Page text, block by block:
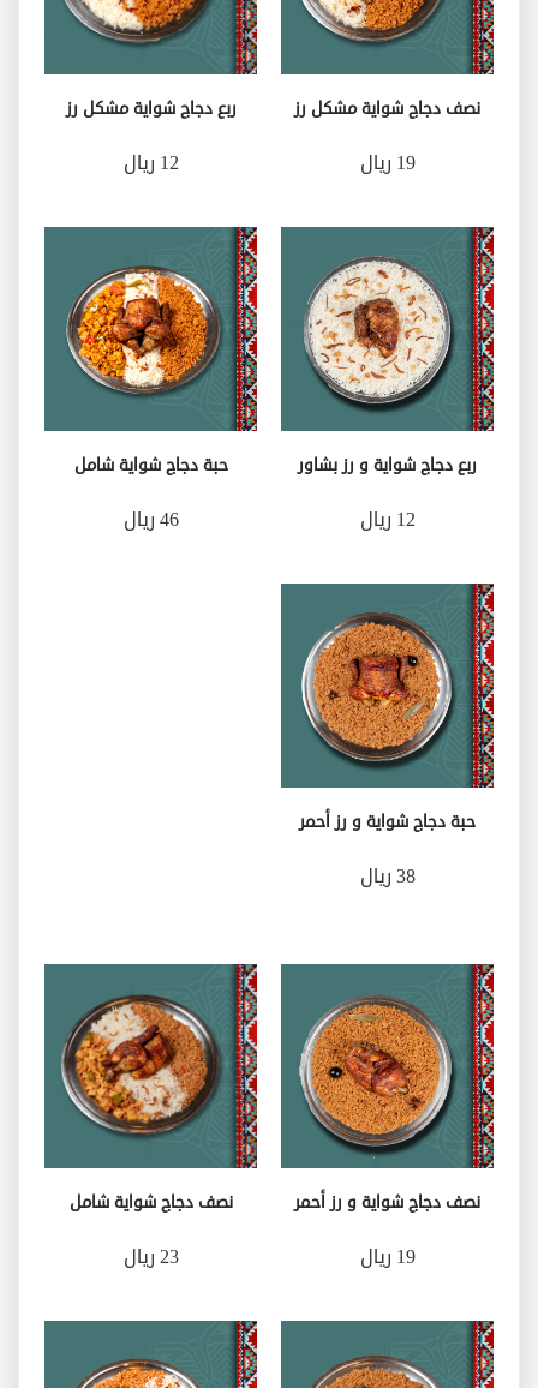
نصف دجاج شواية مشكل رز
19 ريال
ربع دجاج شواية مشكل رز
12 ريال
ربع دجاج شواية و رز بشاور
12 ريال
حبة دجاج شواية شامل
46 ريال
حبة دجاج شواية و رز أحمر
38 ريال
نصف دجاج شواية و رز أحمر
19 ريال
نصف دجاج شواية شامل
23 ريال